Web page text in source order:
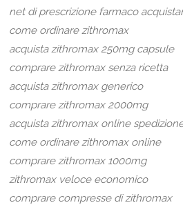
net di prescrizione farmaco
come ordinare zithromax
acquista zithromax 250mg capsule
comprare zithromax senza ricetta
acquista zithromax generico
comprare zithromax 2000mg
acquista zithromax online
come ordinare zithromax online
comprare zithromax 1000mg
zithromax veloce economico
comprare compresse di zithromax